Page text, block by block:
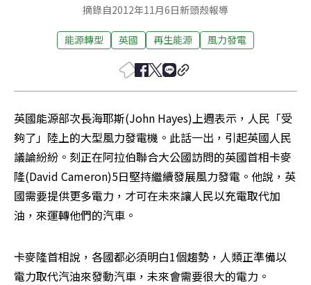
摘錄自2012年11月6日新頭殼報導
能源轉型 英國 再生能源 風力發電
英國能源部次長海耶斯(John Hayes)上週表示，人民「受
夠了」陸上的大型風力發電機。此話一出，引起英國人民
議論紛紛。刻正在阿拉伯聯合大公國訪問的英國首相卡麥
隆(David Cameron)5日堅持繼續發展風力發電。他說，英
國需要提供更多電力，才可在未來讓人民以充電取代加
油，來運轉他們的汽車。
卡麥隆首相說，各國都必須明白1個趨勢，人類正準備以
電力取代汽油來發動汽車，未來會需要很大的電力。